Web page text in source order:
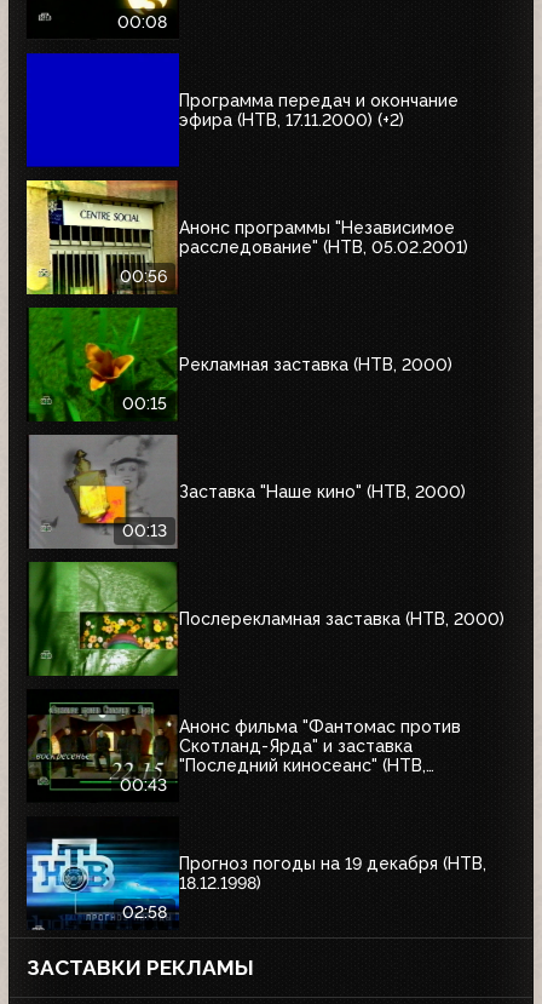
00:08
Программа передач и окончание
эфира (НТВ, 17.11.2000) (+2)
00:56
Анонс программы "Независимое
расследование" (НТВ, 05.02.2001)
00:15
Рекламная заставка (НТВ, 2000)
00:13
Заставка "Наше кино" (НТВ, 2000)
Послерекламная заставка (НТВ, 2000)
00:43
Анонс фильма "Фантомас против
Скотланд-Ярда" и заставка
"Последний киносеанс" (НТВ,
02:58
Прогноз погоды на 19 декабря (НТВ,
18.12.1998)
ЗАСТАВКИ РЕКЛАМЫ